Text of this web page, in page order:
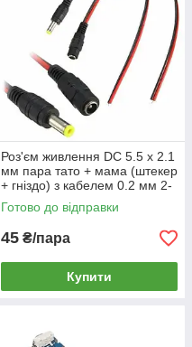
Роз'єм живлення DC 5.5 x 2.1
мм пара тато + мама (штекер
+ гніздо) з кабелем 0.2 мм 2-
pin коннектор
Готово до відправки
45 ₴/пара
Купити